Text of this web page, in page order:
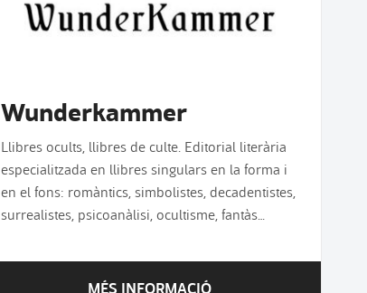
Wunderkammer
Llibres ocults, llibres de culte. Editorial literària
especialitzada en llibres singulars en la forma i
en el fons: romàntics, simbolistes, decadentistes,
surrealistes, psicoanàlisi, ocultisme, fantàs…
MÉS INFORMACIÓ